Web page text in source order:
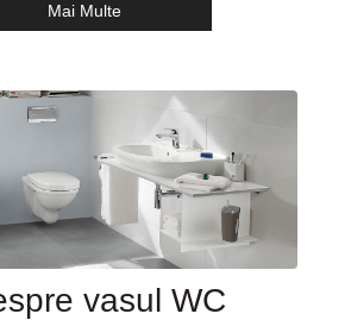
Mai Multe
vasul WC